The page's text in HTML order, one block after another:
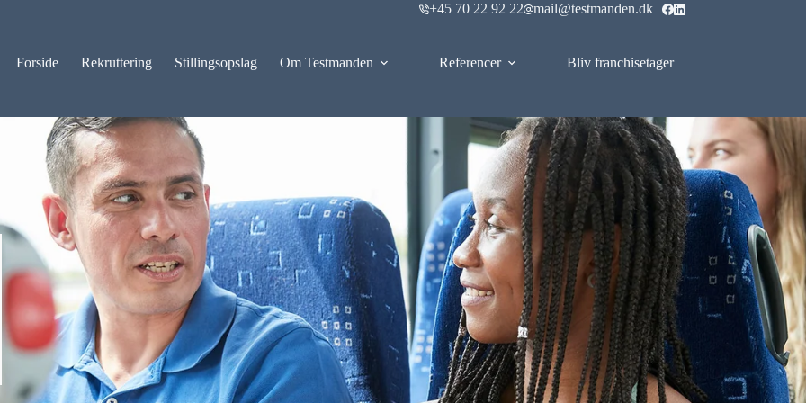
+45 70 22 92 22 mail@testmanden.dk
Forside Rekruttering Stillingsopslag Om Testmanden Referencer Bliv franchisetager